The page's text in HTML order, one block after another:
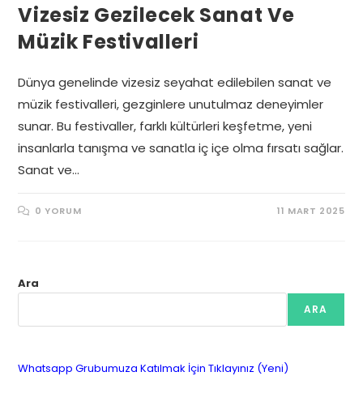
Vizesiz Gezilecek Sanat Ve
Müzik Festivalleri
Dünya genelinde vizesiz seyahat edilebilen sanat ve
müzik festivalleri, gezginlere unutulmaz deneyimler
sunar. Bu festivaller, farklı kültürleri keşfetme, yeni
insanlarla tanışma ve sanatla iç içe olma fırsatı sağlar.
Sanat ve…
0 YORUM 11 MART 2025
Ara
ARA
Whatsapp Grubumuza Katılmak İçin Tıklayınız (Yeni)